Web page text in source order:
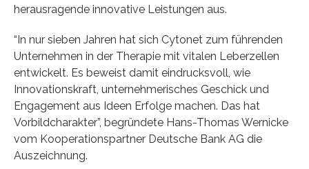
herausragende innovative Leistungen aus.
“In nur sieben Jahren hat sich Cytonet zum führenden
Unternehmen in der Therapie mit vitalen Leberzellen
entwickelt. Es beweist damit eindrucksvoll, wie
Innovationskraft, unternehmerisches Geschick und
Engagement aus Ideen Erfolge machen. Das hat
Vorbildcharakter”, begründete Hans-Thomas Wernicke
vom Kooperationspartner Deutsche Bank AG die
Auszeichnung.